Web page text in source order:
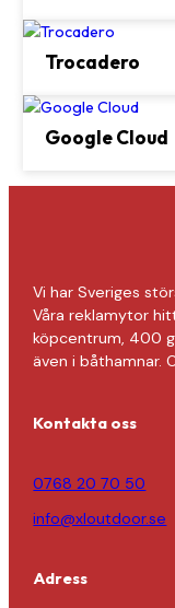
Trocadero
Google Cloud
Vi har Sveriges
Våra reklamytor
köpcentrum, 400
även i båthamnar.
Kontakta oss
0768 20 70 50
info@xloutdoor.se
Adress